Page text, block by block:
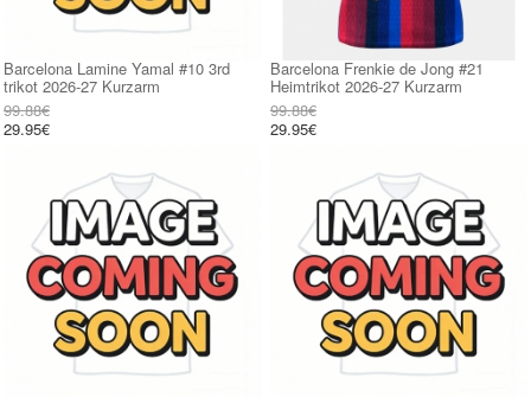
Barcelona Lamine Yamal #10 3rd
trikot 2026-27 Kurzarm
99.88€
29.95€
Barcelona Frenkie de Jong #21
Heimtrikot 2026-27 Kurzarm
99.88€
29.95€